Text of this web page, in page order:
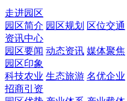
走进园区
园区简介 园区规划 区位交通
资讯中心
园区要闻 动态资讯 媒体聚焦
园区印象
科技农业 生态旅游 名优企业
招商引资